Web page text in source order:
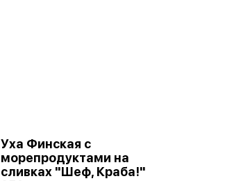
Уха Финская с
морепродуктами на
сливках "Шеф, Краба!"